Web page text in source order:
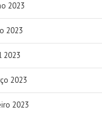
2023
2023
2023
2023
2023